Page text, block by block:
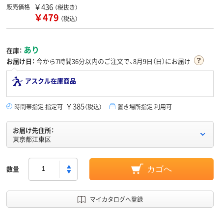
販売価格 ￥436 （税抜き）
￥479 （税込）
在庫： あり
お届け日： 今から7時間36分以内のご注文で、8月9日（日）にお届け
アスクル在庫商品
時間帯指定 指定可 ￥385（税込） 置き場所指定 利用可
お届け先住所：
東京都江東区
数量 カゴへ
マイカタログへ登録